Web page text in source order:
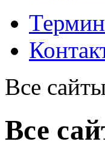
Все
Все